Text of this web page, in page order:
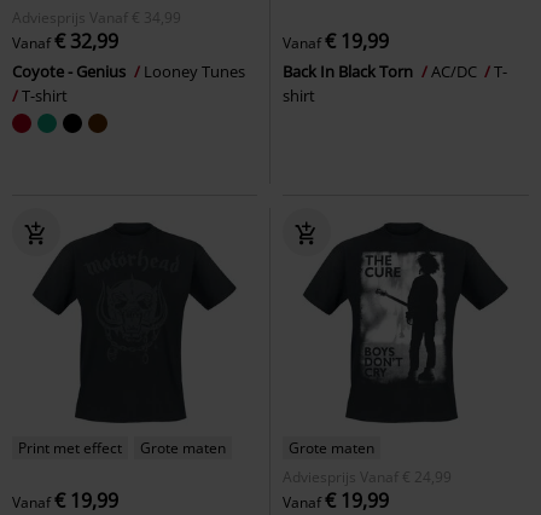
Adviesprijs
Vanaf € 34,99
Vanaf€ 32,99
Coyote - Genius
Looney Tunes
T-shirt
Vanaf€ 19,99
Back In Black Torn AC/DC
T-
shirt
Print met effect Grote maten
Vanaf€ 19,99
Grote maten
Adviesprijs
Vanaf € 24,99
Vanaf€ 19,99